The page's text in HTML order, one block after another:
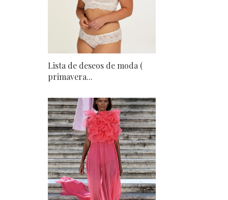
Lista de deseos de moda (
primavera...